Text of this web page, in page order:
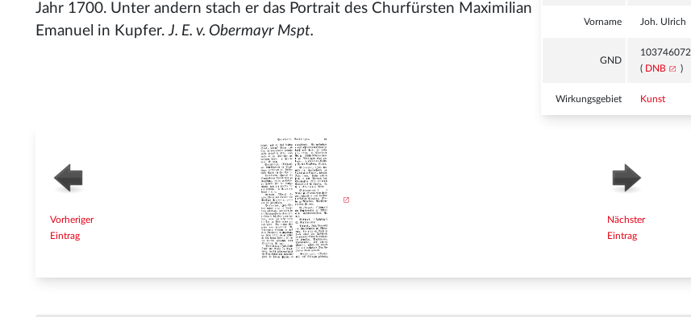
Vorname Joh. Ulrich
GND
103746072
( DNB )
Wirkungsgebiet Kunst
Jahr 1700. Unter andern stach er das Portrait des Churfürsten Maximilian
Emanuel in Kupfer.J. E. v. Obermayr Mspt.
Vorheriger
Eintrag
Nächster
Eintrag